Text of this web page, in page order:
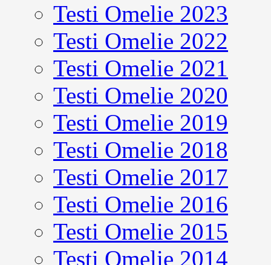
Testi Omelie 2023
Testi Omelie 2022
Testi Omelie 2021
Testi Omelie 2020
Testi Omelie 2019
Testi Omelie 2018
Testi Omelie 2017
Testi Omelie 2016
Testi Omelie 2015
Testi Omelie 2014